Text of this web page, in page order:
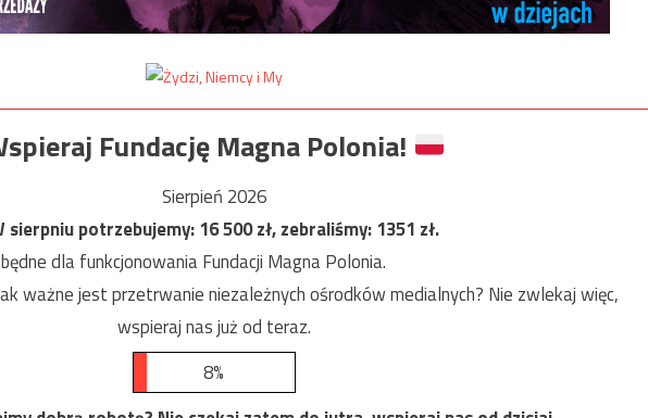
Fundację Magna Polonia!
Sierpień 2026
sierpniu potrzebujemy:16 500zł, zebraliśmy:1351 zł.
dla funkcjonowania Fundacji Magna Polonia.
ważne jest przetrwanie niezależnych ośrodków medialnych? Nie zwlekaj więc,
wspieraj nas już od teraz.
8%